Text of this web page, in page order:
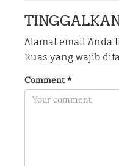
Alamat email Anda
Ruas yang wajib
Comment*